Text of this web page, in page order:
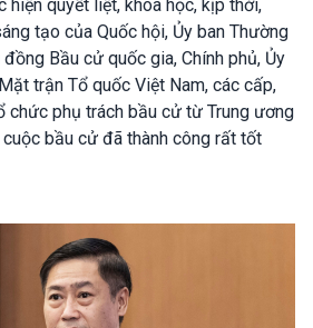
quyết liệt, khoa học, kịp thời,
tạo của Quốc hội, Ủy ban Thường
Bầu cử quốc gia, Chính phủ, Ủy
trận Tổ quốc Việt Nam, các cấp,
chức phụ trách bầu cử từ Trung ương
bầu cử đã thành công rất tốt